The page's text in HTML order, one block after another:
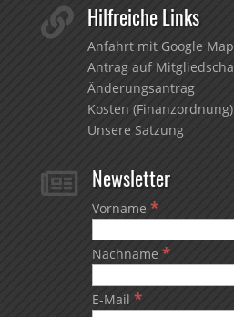
 Hilfreiche Links
Anfahrt mit Google
Antrag auf
Änderungsantrag
Kosten (Finanzordnung)
Unsere Satzung
 Newsletter
Vorname *
Nachname *
E-Mail *